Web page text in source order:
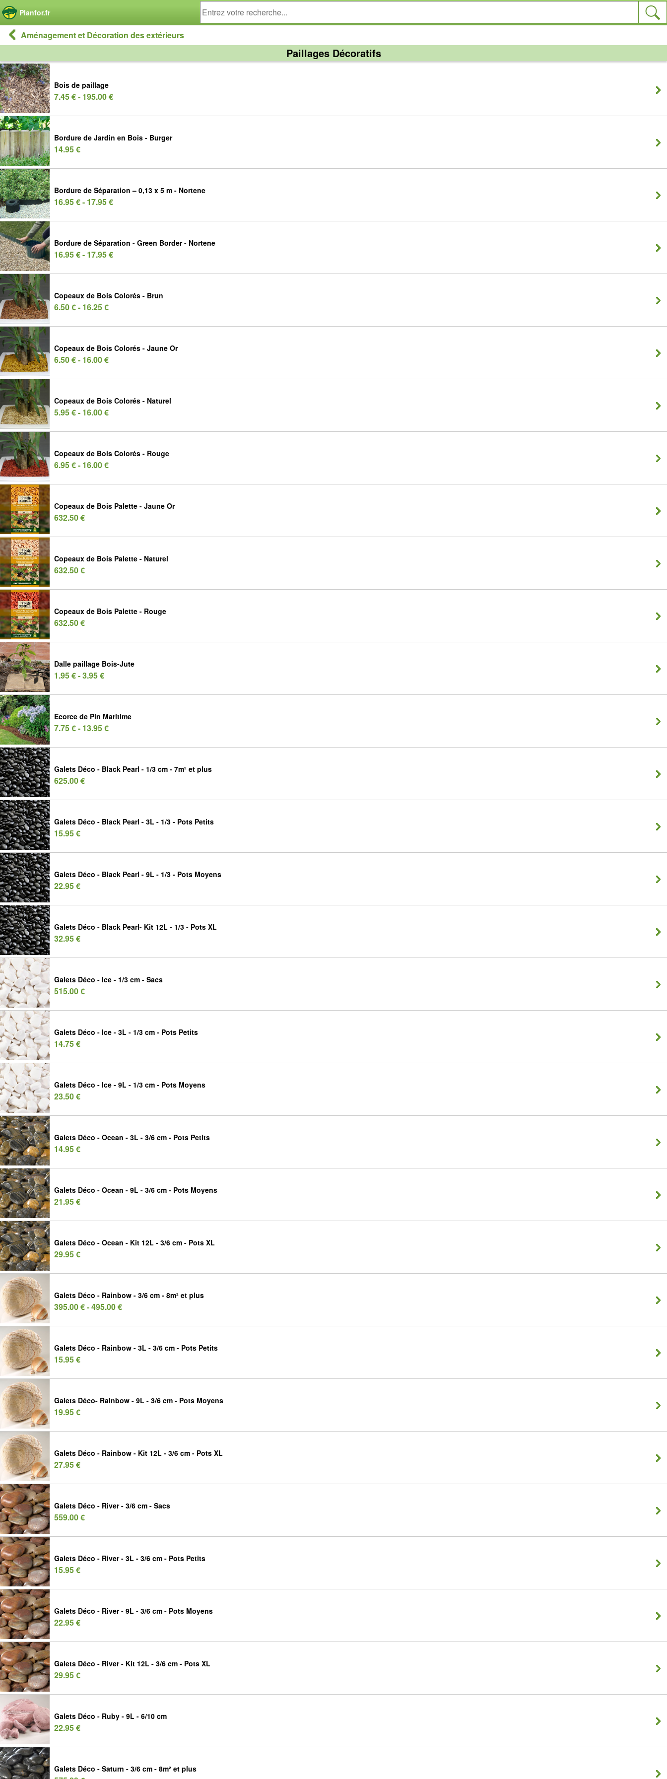
Planfor.fr
Aménagement et Décoration des extérieurs
Paillages Décoratifs
Bois de paillage
7.45 € - 195.00 €
Bordure de Jardin en Bois - Burger
14.95 €
Bordure de Séparation – 0,13 x 5 m - Nortene
16.95 € - 17.95 €
Bordure de Séparation - Green Border - Nortene
16.95 € - 17.95 €
Copeaux de Bois Colorés - Brun
6.50 € - 16.25 €
Copeaux de Bois Colorés - Jaune Or
6.50 € - 16.00 €
Copeaux de Bois Colorés - Naturel
5.95 € - 16.00 €
Copeaux de Bois Colorés - Rouge
6.95 € - 16.00 €
Copeaux de Bois Palette - Jaune Or
632.50 €
Copeaux de Bois Palette - Naturel
632.50 €
Copeaux de Bois Palette - Rouge
632.50 €
Dalle paillage Bois-Jute
1.95 € - 3.95 €
Ecorce de Pin Maritime
7.75 € - 13.95 €
Galets Déco - Black Pearl - 1/3 cm - 7m² et plus
625.00 €
Galets Déco - Black Pearl - 3L - 1/3 - Pots Petits
15.95 €
Galets Déco - Black Pearl - 9L - 1/3 - Pots Moyens
22.95 €
Galets Déco - Black Pearl- Kit 12L - 1/3 - Pots XL
32.95 €
Galets Déco - Ice - 1/3 cm - Sacs
515.00 €
Galets Déco - Ice - 3L - 1/3 cm - Pots Petits
14.75 €
Galets Déco - Ice - 9L - 1/3 cm - Pots Moyens
23.50 €
Galets Déco - Ocean - 3L - 3/6 cm - Pots Petits
14.95 €
Galets Déco - Ocean - 9L - 3/6 cm - Pots Moyens
21.95 €
Galets Déco - Ocean - Kit 12L - 3/6 cm - Pots XL
29.95 €
Galets Déco - Rainbow - 3/6 cm - 8m² et plus
395.00 € - 495.00 €
Galets Déco - Rainbow - 3L - 3/6 cm - Pots Petits
15.95 €
Galets Déco- Rainbow - 9L - 3/6 cm - Pots Moyens
19.95 €
Galets Déco - Rainbow - Kit 12L - 3/6 cm - Pots XL
27.95 €
Galets Déco - River - 3/6 cm - Sacs
559.00 €
Galets Déco - River - 3L - 3/6 cm - Pots Petits
15.95 €
Galets Déco - River - 9L - 3/6 cm - Pots Moyens
22.95 €
Galets Déco - River - Kit 12L - 3/6 cm - Pots XL
29.95 €
Galets Déco - Ruby - 9L - 6/10 cm
22.95 €
Galets Déco - Saturn - 3/6 cm - 8m² et plus
Panneau de gestion des cookies